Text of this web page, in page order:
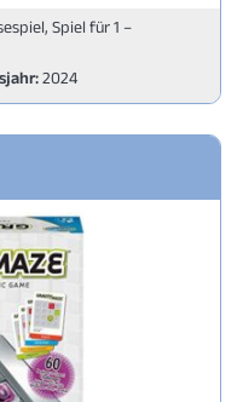
Spiel für 1 –
2024